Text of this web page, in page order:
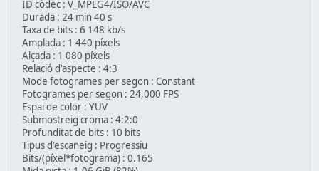
ID còdec : V_MPEG4/ISO/AVC
Durada : 24 min 40 s
Taxa de bits : 6 148 kb/s
Amplada : 1 440 píxels
Alçada : 1 080 píxels
Relació d'aspecte : 4:3
Mode fotogrames per segon : Constant
Fotogrames per segon : 24,000 FPS
Espai de color : YUV
Submostreig croma : 4:2:0
Profunditat de bits : 10 bits
Tipus d'escaneig : Progressiu
Bits/(píxel*fotograma) : 0.165